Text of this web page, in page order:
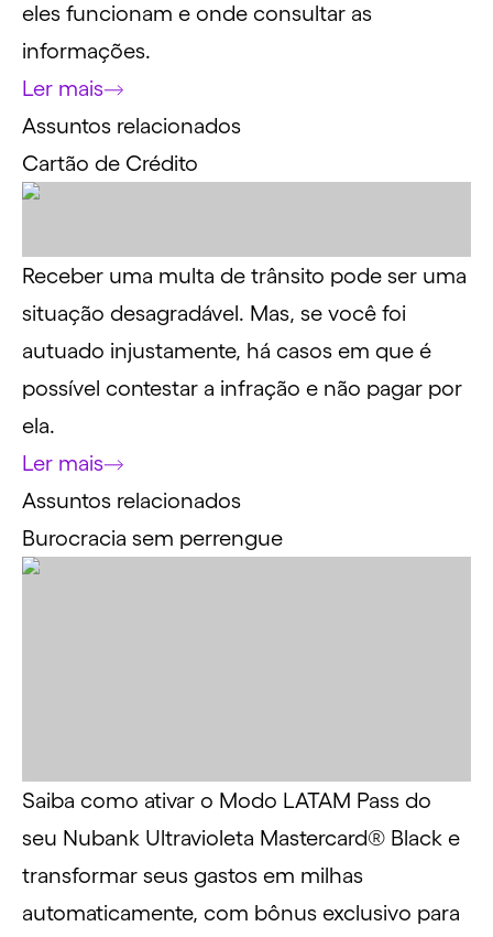
eles funcionam e onde consultar as
informações.
Ler mais
Assuntos relacionados
Cartão de Crédito
Receber uma multa de trânsito pode ser uma
situação desagradável. Mas, se você foi
autuado injustamente, há casos em que é
possível contestar a infração e não pagar por
ela.
Ler mais
Assuntos relacionados
Burocracia sem perrengue
Saiba como ativar o Modo LATAM Pass do
seu Nubank Ultravioleta Mastercard® Black e
transformar seus gastos em milhas
automaticamente, com bônus exclusivo para